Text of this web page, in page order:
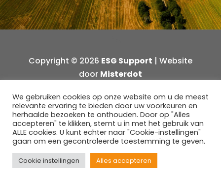
Copyright © 2026 ESG Support | Website
door Misterdot
We gebruiken cookies op onze website om u de meest
relevante ervaring te bieden door uw voorkeuren en
herhaalde bezoeken te onthouden. Door op "Alles
accepteren" te klikken, stemt u in met het gebruik van
ALLE cookies. U kunt echter naar "Cookie-instellingen"
gaan om een gecontroleerde toestemming te geven.
Cookie instellingen Alles accepteren